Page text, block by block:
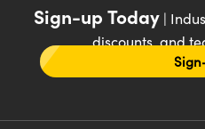
Sign-up Today|
discounts, and